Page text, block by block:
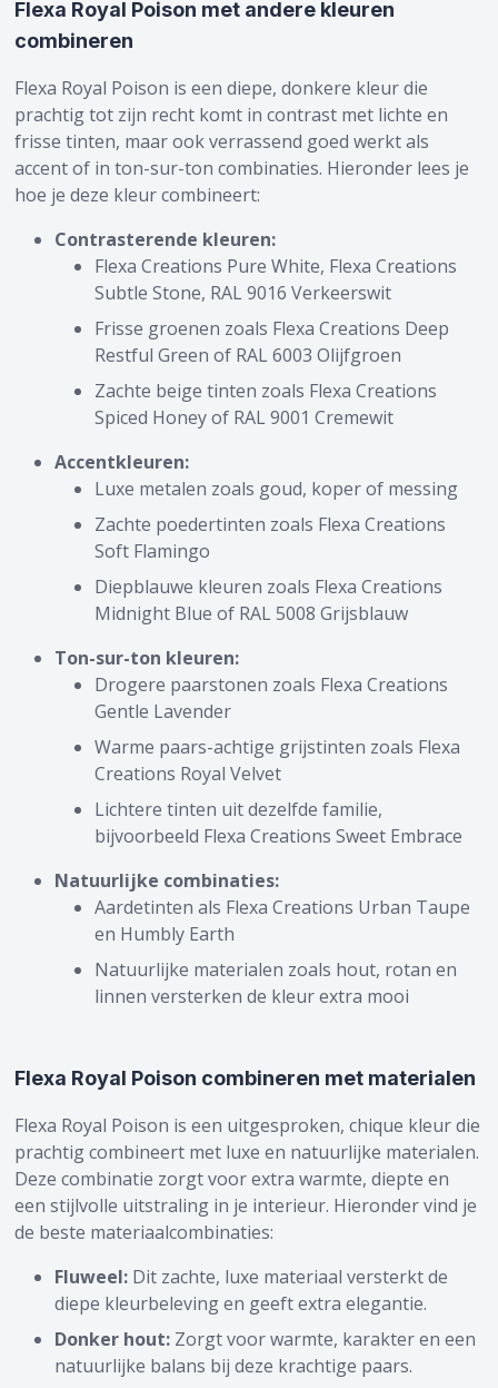
Flexa Royal Poison met andere kleuren
combineren
Flexa Royal Poison is een diepe, donkere kleur die
prachtig tot zijn recht komt in contrast met lichte en
frisse tinten, maar ook verrassend goed werkt als
accent of in ton-sur-ton combinaties. Hieronder lees je
hoe je deze kleur combineert:
Contrasterende kleuren:
Flexa Creations Pure White, Flexa Creations
Subtle Stone, RAL 9016 Verkeerswit
Frisse groenen zoals Flexa Creations Deep
Restful Green of RAL 6003 Olijfgroen
Zachte beige tinten zoals Flexa Creations
Spiced Honey of RAL 9001 Cremewit
Accentkleuren:
Luxe metalen zoals goud, koper of messing
Zachte poedertinten zoals Flexa Creations
Soft Flamingo
Diepblauwe kleuren zoals Flexa Creations
Midnight Blue of RAL 5008 Grijsblauw
Ton-sur-ton kleuren:
Drogere paarstonen zoals Flexa Creations
Gentle Lavender
Warme paars-achtige grijstinten zoals Flexa
Creations Royal Velvet
Lichtere tinten uit dezelfde familie,
bijvoorbeeld Flexa Creations Sweet Embrace
Natuurlijke combinaties:
Aardetinten als Flexa Creations Urban Taupe
en Humbly Earth
Natuurlijke materialen zoals hout, rotan en
linnen versterken de kleur extra mooi
Flexa Royal Poison combineren met materialen
Flexa Royal Poison is een uitgesproken, chique kleur die
prachtig combineert met luxe en natuurlijke materialen.
Deze combinatie zorgt voor extra warmte, diepte en
een stijlvolle uitstraling in je interieur. Hieronder vind je
de beste materiaalcombinaties:
Fluweel:Dit zachte, luxe materiaal versterkt de
diepe kleurbeleving en geeft extra elegantie.
Donker hout:Zorgt voor warmte, karakter en een
natuurlijke balans bij deze krachtige paars.